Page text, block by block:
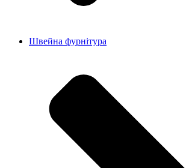
Швейна фурнітура